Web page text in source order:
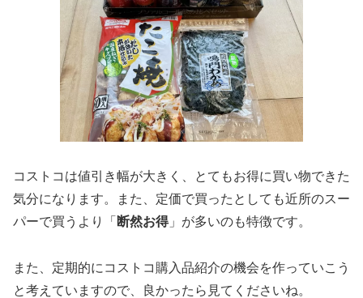
コストコは値引き幅が大きく、とてもお得に買い物できた
気分になります。また、定価で買ったとしても近所のスー
パーで買うより「 断然お得」が多いのも特徴です。
また、定期的にコストコ購入品紹介の機会を作っていこう
と考えていますので、良かったら見てくださいね。